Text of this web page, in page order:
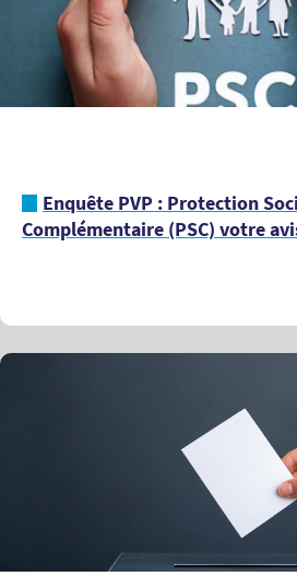
Enquête PVP : Protection
Complémentaire (PSC) votre